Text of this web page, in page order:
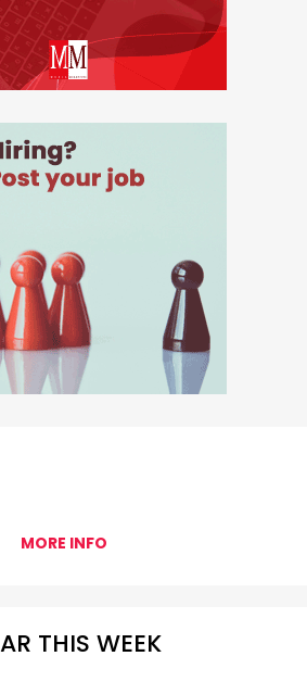
MORE INFO
THIS WEEK